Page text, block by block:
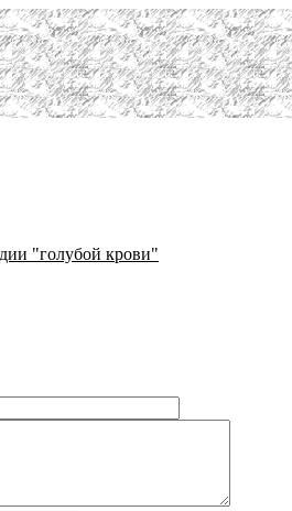
"голубой крови"